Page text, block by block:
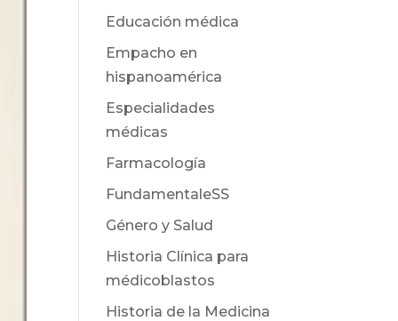
Educación médica
Empacho en
hispanoamérica
Especialidades
médicas
Farmacología
FundamentaleSS
Género y Salud
Historia Clínica para
médicoblastos
Historia de la Medicina